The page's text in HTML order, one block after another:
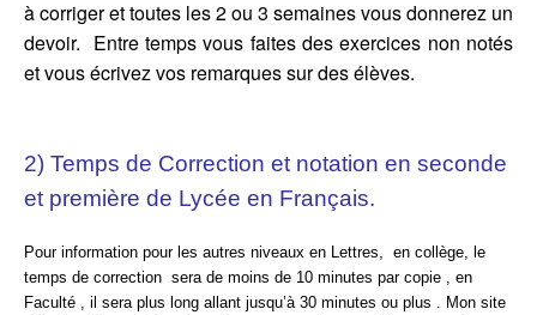
à corriger et toutes les 2 ou 3 semaines vous donnerez un
devoir. Entre temps vous faites des exercices non notés
et vous écrivez vos remarques sur des élèves.
2) Temps de Correction et notation en seconde
et première de Lycée en Français.
Pour information pour les autres niveaux en Lettres, en collège, le
temps de correction sera de moins de 10 minutes par copie , en
Faculté , il sera plus long allant jusqu’à 30 minutes ou plus . Mon site